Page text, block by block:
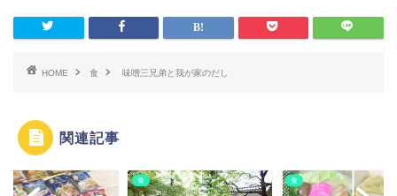
HOME 食 味噌三兄弟と我が家のだし
関連記事
食 食